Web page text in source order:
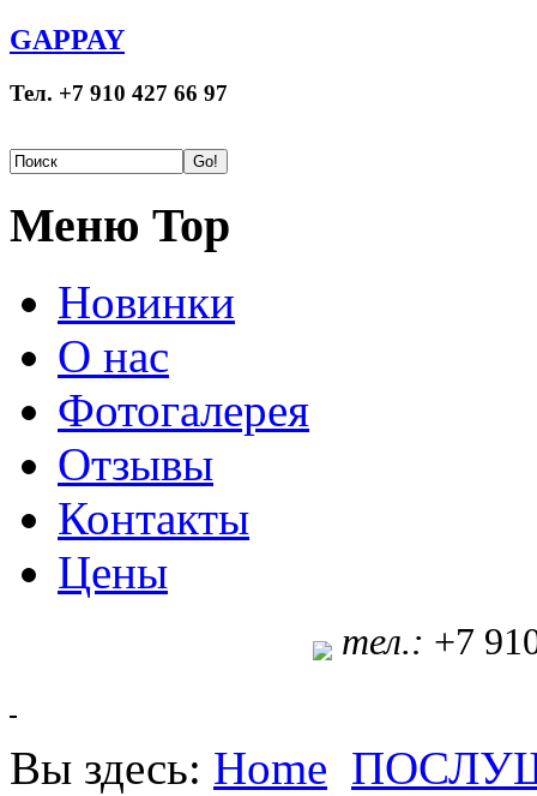
GAPPAY
Тел. +7 910 427 66 97
Меню Top
Новинки
О нас
Фотогалерея
Отзывы
Контакты
Цены
тел.: +7
Вы здесь: Home